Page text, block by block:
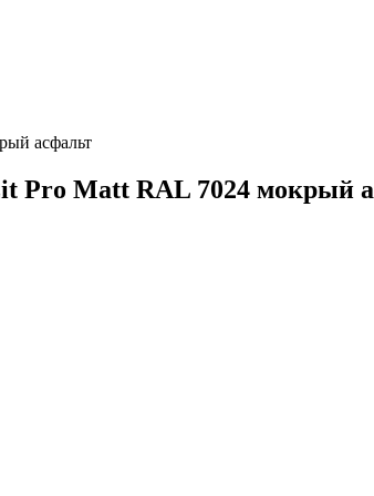
асфальт
Pro Matt RAL 7024 мокрый